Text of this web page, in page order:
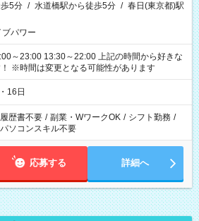
5分 / 水道橋駅から徒歩5分 / 春日(東京都)駅
パワー
13:30～22:00 上記の時間から好きな
※時間は変更となる可能性があります
16日
履歴書不要 / 副業・WワークOK / シフト勤務 /
パソコンスキル不要
応募する 詳細へ